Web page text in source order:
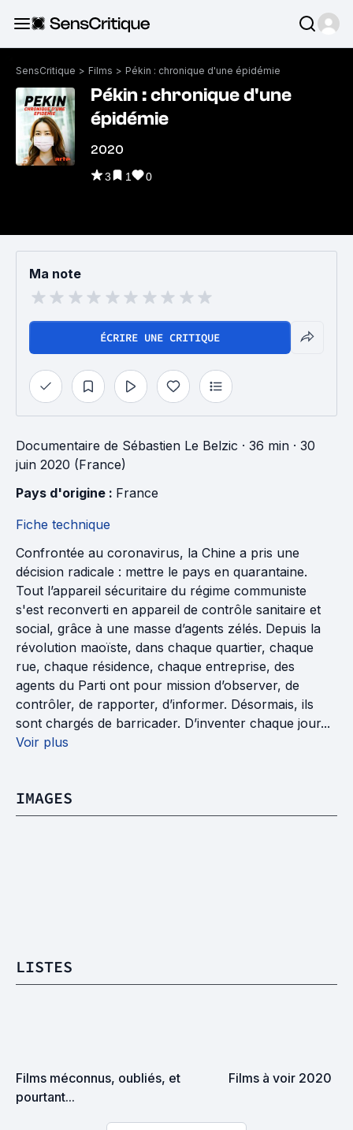
SensCritique > Films > Pékin : chronique d'une épidémie
Pékin : chronique d'une
épidémie
2020
3 1 0
Ma note
ÉCRIRE UNE CRITIQUE
Documentaire de Sébastien Le Belzic · 36 min · 30
juin 2020 (France)
Pays d'origine : France
Fiche technique
Confrontée au coronavirus, la Chine a pris une
décision radicale : mettre le pays en quarantaine.
Tout l’appareil sécuritaire du régime communiste
s'est reconverti en appareil de contrôle sanitaire et
social, grâce à une masse d’agents zélés. Depuis la
révolution maoïste, dans chaque quartier, chaque
rue, chaque résidence, chaque entreprise, des
agents du Parti ont pour mission d’observer, de
contrôler, de rapporter, d’informer. Désormais, ils
sont chargés de barricader. D’inventer chaque jour...
Voir plus
IMAGES
LISTES
Films méconnus, oubliés, et
pourtant...
Films à voir 2020